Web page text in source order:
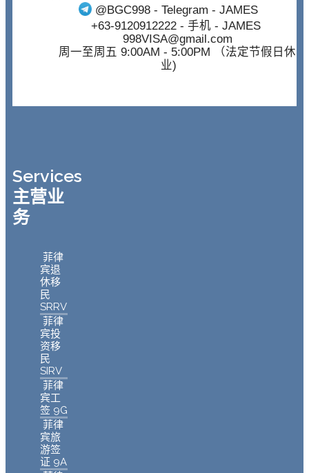
@BGC998 - Telegram - JAMES
+63-9120912222- 手机 - JAMES
998VISA@gmail.com
周一至周五 9:00AM - 5:00PM （法定节假日休
业)
Services
主营业
务
菲律
宾退
休移
民
SRRV
菲律
宾投
资移
民
SIRV
菲律
宾工
签 9G
菲律
宾旅
游签
证 9A